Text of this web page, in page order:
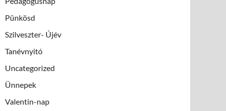
Pünkösd
Szilveszter- Újév
Tanévnyitó
Uncategorized
Ünnepek
Valentin-nap